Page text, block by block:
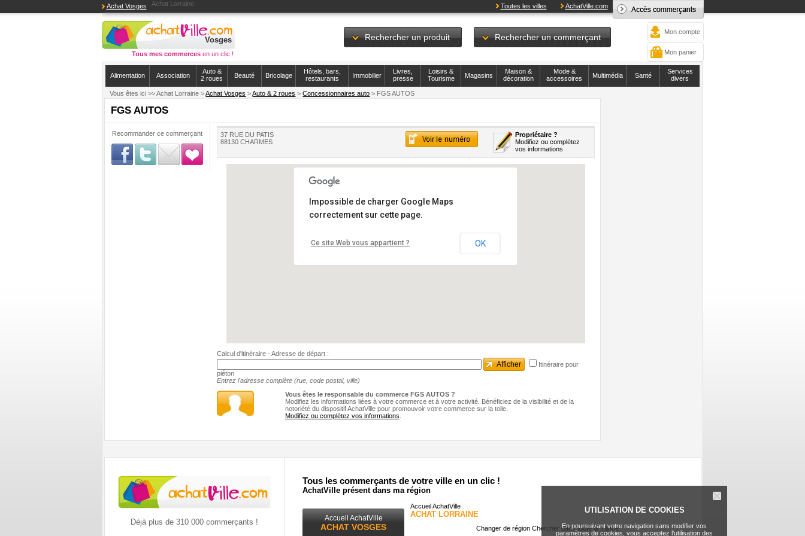
UTILISATION DE COOKIES
En poursuivant votre navigation sans modifier vos
paramètres de cookies, vous acceptez l'utilisation des
Achat Lorraine
Achat Vosges Toutes les villes AchatVille.com
Vosges
Tous mes commercesen un clic !
Mon compte
Mon panier
Rechercher un produit Rechercher un commerçant
Alimentation Association
Auto &
2 roues
Beauté Bricolage
Hôtels, bars,
restaurants
Immobilier
Livres,
presse
Loisirs &
Tourisme
Magasins
Maison &
décoration
Mode &
accessoires
Multimédia Santé
Services
divers
Vous êtes ici >>Achat Lorraine >Achat Vosges >Auto & 2 roues >Concessionnaires auto > FGS AUTOS
FGS AUTOS
37 RUE DU PATIS
88130 CHARMES
Propriétaire ?
Modifiez ou complétez
vos informations
Impossible de charger Google Maps
correctement sur cette page.
Ce site Web vous appartient ? OK
Calcul d'itinéraire - Adresse de départ :
Afficher
Itinéraire pour
piéton
Entrez l'adresse complète (rue, code postal, ville)
Vous êtes le responsable du commerce FGS AUTOS ?
Modifiez les informations liées à votre commerce et à votre activité. Bénéficiez de la visibilité et de la
notoriété du dispositif AchatVille pour promouvoir votre commerce sur la toile.
Modifiez ou complétez vos informations
Recommander ce commerçant
Déjà plus de 310 000 commerçants !
Tous les commerçants de votre ville en un clic !
AchatVille présent dans ma région
Accueil AchatVille
ACHAT VOSGES
Accueil AchatVille
ACHAT LORRAINE
Changer de région Chercher dans toute la france